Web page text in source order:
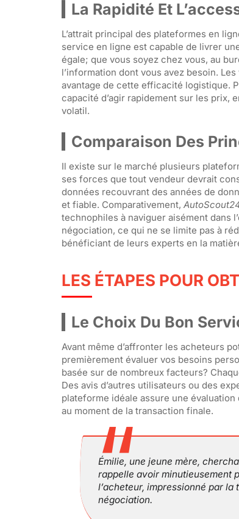
La Rapidité Et
L’attrait principal des plateformes en
service en ligne est capable de livrer
égale; que vous soyez chez vous, au
l’information dont vous avez besoin.
avantage de cette efficacité logistique.
capacité d’agir rapidement sur les prix,
volatil.
Comparaison Des
Il existe sur le marché plusieurs
ses forces que tout vendeur devrait
données recouvrant des années de
et fiable. Comparativement,
technophiles à naviguer aisément dans
négociation, ce qui ne se limite pas à
bénéficiant de leurs experts en la
LES ÉTAPES POUR
Le Choix Du Bon
Avant même d’affronter les acheteurs
premièrement évaluer vos besoins
basée sur de nombreux facteurs?
Des avis d’autres utilisateurs ou des
plateforme idéale assure une
au moment de la transaction finale.
Émilie, une jeune mère,
rappelle avoir minutieusement
l’acheteur, impressionné par
négociation.